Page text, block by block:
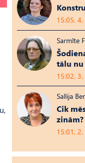
15:05,
Sarmīte
tālu nu
15:02,
Sallija
Cik
zinām?
15:01,